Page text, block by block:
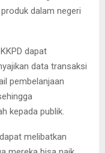
dalam negeri
dapat
data transaksi
pembelanjaan
kepada publik.
melibatkan